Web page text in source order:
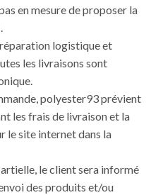
en mesure de proposer la
logistique et
les livraisons sont
polyester93 prévient
les frais de livraison et la
le site internet dans la
le client sera informé
des produits et/ou